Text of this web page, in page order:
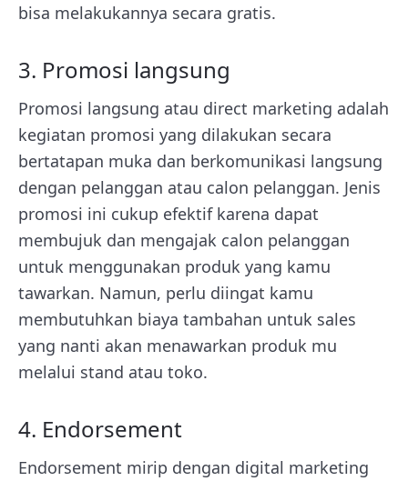
bisa melakukannya secara gratis.
3. Promosi langsung
Promosi langsung atau direct marketing adalah
kegiatan promosi yang dilakukan secara
bertatapan muka dan berkomunikasi langsung
dengan pelanggan atau calon pelanggan. Jenis
promosi ini cukup efektif karena dapat
membujuk dan mengajak calon pelanggan
untuk menggunakan produk yang kamu
tawarkan. Namun, perlu diingat kamu
membutuhkan biaya tambahan untuk sales
yang nanti akan menawarkan produk mu
melalui stand atau toko.
4. Endorsement
Endorsement mirip dengan digital marketing